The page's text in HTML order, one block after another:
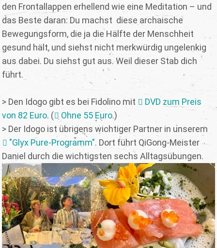
den Frontallappen erhellend wie eine Meditation – und
das Beste daran: Du machst diese archaische
Bewegungsform, die ja die Hälfte der Menschheit
gesund hält, und siehst nicht merkwürdig ungelenkig
aus dabei. Du siehst gut aus. Weil dieser Stab dich
führt.
> Den Idogo gibt es bei Fidolino mit
DVD zum Preis
von 82 Euro. ( Ohne 55 Euro.)
> Der Idogo ist übrigens wichtiger Partner in unserem
"Glyx Pure-Programm". Dort führt QiGong-Meister
Daniel durch die wichtigsten sechs Alltagsübungen.